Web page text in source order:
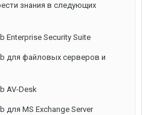
знания в следующих
Enterprise Security Suite
для файловых серверов и
AV-Desk
для MS Exchange Server